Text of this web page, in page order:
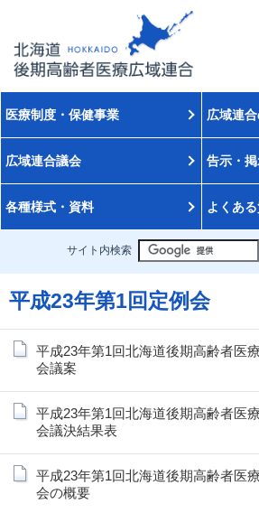
医療制度・保健事業 広域連
広域連合議会 告示・
各種様式・資料 よくあ
サイト内検索
平成23年第1回定例会
平成23年第1回北海道後期高齢者医
会議案
平成23年第1回北海道後期高齢者医
会議決結果表
平成23年第1回北海道後期高齢者医
会の概要